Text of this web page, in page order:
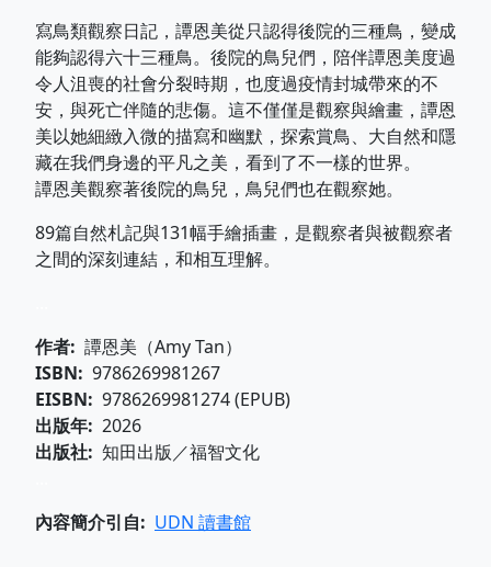
寫鳥類觀察日記，譚恩美從只認得後院的三種鳥，變成
能夠認得六十三種鳥。後院的鳥兒們，陪伴譚恩美度過
令人沮喪的社會分裂時期，也度過疫情封城帶來的不
安，與死亡伴隨的悲傷。這不僅僅是觀察與繪畫，譚恩
美以她細緻入微的描寫和幽默，探索賞鳥、大自然和隱
藏在我們身邊的平凡之美，看到了不一樣的世界。
譚恩美觀察著後院的鳥兒，鳥兒們也在觀察她。
89篇自然札記與131幅手繪插畫，是觀察者與被觀察者
之間的深刻連結，和相互理解。
作者 譚恩美（Amy Tan）
ISBN
9786269981267
EISBN
9786269981274 (EPUB)
出版年 2026
出版社 知田出版／福智文化
內容簡介引自
UDN 讀書館